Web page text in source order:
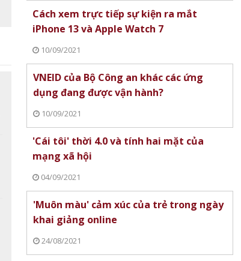
Cách xem trực tiếp sự kiện ra mắt
iPhone 13 và Apple Watch 7
10/09/2021
VNEID của Bộ Công an khác các ứng
dụng đang được vận hành?
10/09/2021
'Cái tôi' thời 4.0 và tính hai mặt của
mạng xã hội
04/09/2021
'Muôn màu' cảm xúc của trẻ trong ngày
khai giảng online
24/08/2021